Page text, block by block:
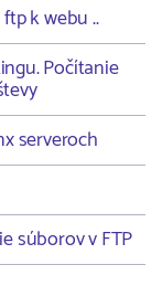
k webu ..
Počítanie
serveroch
súborov v FTP